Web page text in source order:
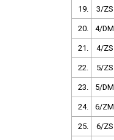
19. 3/ZS
20. 4/DM
21. 4/ZS
22. 5/ZS
23. 5/DM
24. 6/ZM
25. 6/ZS